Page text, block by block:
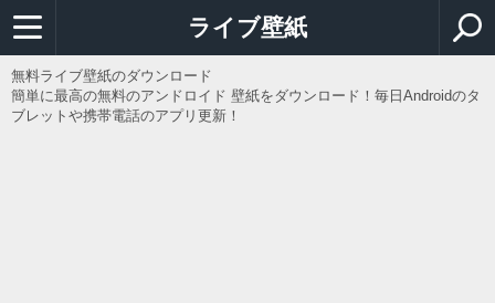
ライブ壁紙
無料ライブ壁紙のダウンロード
簡単に最高の無料のアンドロイド 壁紙をダウンロード！毎日Androidのタ
ブレットや携帯電話のアプリ更新！